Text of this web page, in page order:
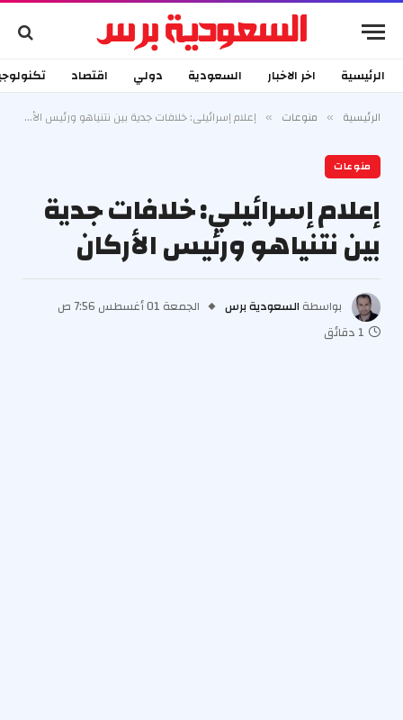
الرئيسية اخر الاخبار السعودية دولي اقتصاد
الرئيسية » منوعات » إعلام إسرائيلي: خلافات جدية بين نتنياهو ورئيس الأركان
منوعات
إعلام إسرائيلي: خلافات جدية
بين نتنياهو ورئيس الأركان
بواسطة السعودية برس
الجمعة 01 أغسطس 7:56 ص
1 دقائق